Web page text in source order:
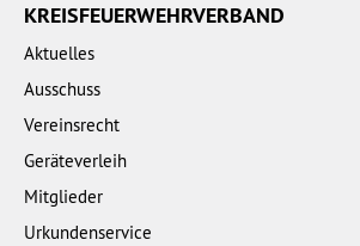
KREISFEUERWEHRVERBAND
Aktuelles
Ausschuss
Vereinsrecht
Geräteverleih
Mitglieder
Urkundenservice